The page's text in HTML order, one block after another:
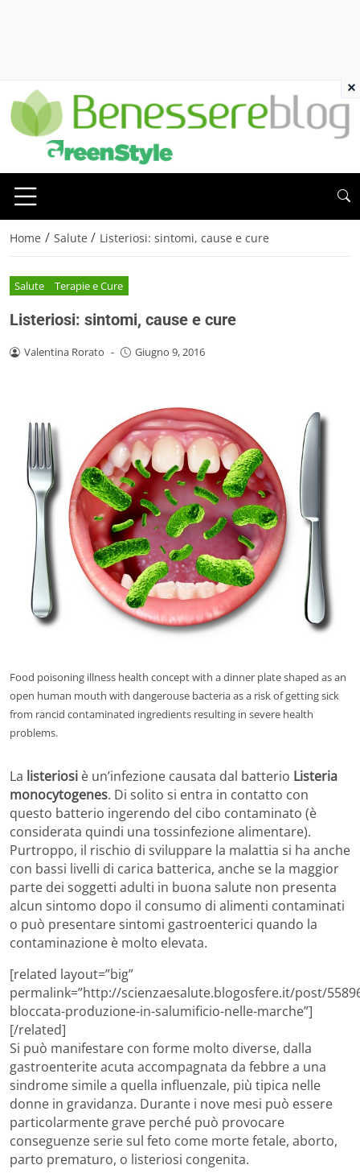
Home / Salute / Listeriosi: sintomi, cause e cure
Salute Terapie e Cure
Listeriosi: sintomi, cause e cure
Valentina Rorato - Giugno 9, 2016
Food poisoning illness health concept with a dinner plate shaped as an
open human mouth with dangerouse bacteria as a risk of getting sick
from rancid contaminated ingredients resulting in severe health
problems.
La listeriosi è un’infezione causata dal batterio Listeria
monocytogenes. Di solito si entra in contatto con
questo batterio ingerendo del cibo contaminato (è
considerata quindi una tossinfezione alimentare).
Purtroppo, il rischio di sviluppare la malattia si ha anche
con bassi livelli di carica batterica, anche se la maggior
parte dei soggetti adulti in buona salute non presenta
alcun sintomo dopo il consumo di alimenti contaminati
o può presentare sintomi gastroenterici quando la
contaminazione è molto elevata.
[related layout=”big”
permalink=”http://scienzaesalute.blogosfere.it/post/
bloccata-produzione-in-salumificio-nelle-marche”]
[/related]
Si può manifestare con forme molto diverse, dalla
gastroenterite acuta accompagnata da febbre a una
sindrome simile a quella influenzale, più tipica nelle
donne in gravidanza. Durante i nove mesi può essere
particolarmente grave perché può provocare
conseguenze serie sul feto come morte fetale, aborto,
parto prematuro, o listeriosi congenita.
×